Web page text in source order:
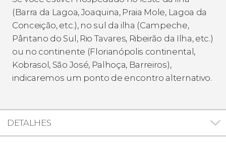
(Barra da Lagoa, Joaquina, Praia Mole, Lagoa da
Conceição, etc.), no sul da ilha (Campeche,
Pântano do Sul, Rio Tavares, Ribeirão da Ilha, etc.)
ou no continente (Florianópolis continental,
Kobrasol, São José, Palhoça, Barreiros),
indicaremos um ponto de encontro alternativo.
DETALHES